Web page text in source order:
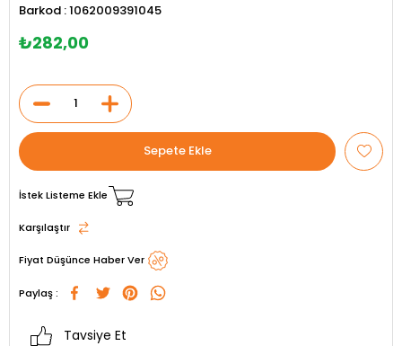
Barkod :1062009391045
₺282,00
İstek Listeme Ekle
Karşılaştır
Fiyat Düşünce Haber Ver
Paylaş :
Tavsiye Et